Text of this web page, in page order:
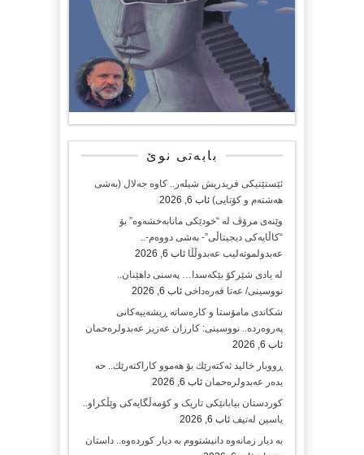
بابەتی نوێ
ئێستێتیکی فریدریش شیلەر.. کاوە جەلال (بەشی
هەشتەم و کۆتایی) ئاب 6, 2026
وێنەی مرۆڤ لە “خودێکی مانابەخشەوە” بۆ
“کاڵایەکی دیجیتاڵی”- بەشی دووەم-..
عەبدولموتەلیب عەبدوڵڵا ئاب 6, 2026
لە یادی شێرکۆ بێکەسدا… پەسنی داهێنان..
نووسینی/ عەتا قەرەداخی ئاب 6, 2026
شکاندی مامۆستا و کارەساتە ڕیشەییەکانی
پەروەردە.. نووسینی: کارزان عەزیز عەبدولرەحمان
ئاب 6, 2026
ڕووبار خالید ئەكتەرێك بۆ هەموو كاراكتەرێك.. حه
یدەر عەبدولرەحمان ئاب 6, 2026
کوردستان بیابانێکی تاریک و کۆمەڵگایەکی وێڵکراو..
یاسین لەتیف ئاب 6, 2026
بە دیار زمانەوە دانیشتووم بە دیار کوردەوە.. داستان